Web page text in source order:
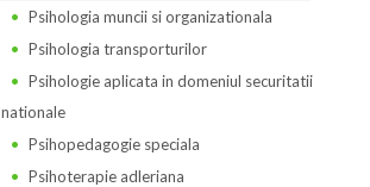
Psihologia muncii si organizationala
Psihologia transporturilor
Psihologie aplicata in domeniul securitatii
nationale
Psihopedagogie speciala
Psihoterapie adleriana